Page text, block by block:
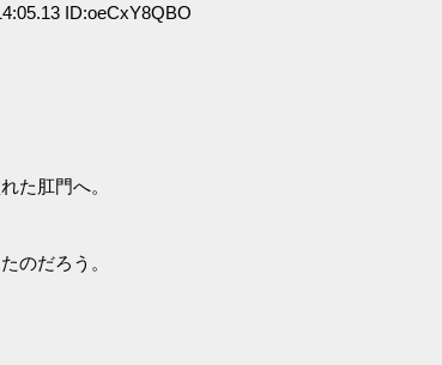
ID:oeCxY8QBO
た肛門へ。
のだろう。